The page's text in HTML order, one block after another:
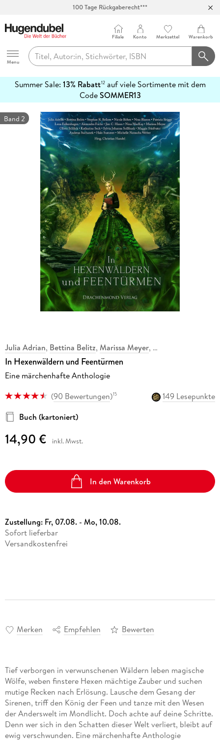
Abholung in über 100 Filialen
Hugendubel
Menu
Filiale Konto Merkzettel Warenkorb
Summer Sale: 13% Rabatt12auf viele Sortimente mit dem
CodeSOMMER13
erfahren
Band 2
Julia Adrian, Bettina Belitz, Marissa Meyer,
In Hexenwäldern und Feentürmen
Eine märchenhafte Anthologie
(90 Bewertungen)15
149 Lesepunkte
Buch (kartoniert)
14,90 € inkl. Mwst.
In den Warenkorb
Zustellung: Fr, 07.08. - Mo, 10.08.
Sofort lieferbar
Versandkostenfrei
Merken Empfehlen Bewerten
Tief verborgen in verwunschenen Wäldern leben magische
Wölfe, weben finstere Hexen mächtige Zauber und suchen
mutige Recken nach Erlösung. Lausche dem Gesang der
Sirenen, triff den König der Feen und tanze mit den Wesen
der Anderswelt im Mondlicht. Doch achte auf deine Schritte.
Denn wer sich in den Schatten dieser Welt verliert, bleibt auf
ewig verschwunden. Eine märchenhafte Anthologie